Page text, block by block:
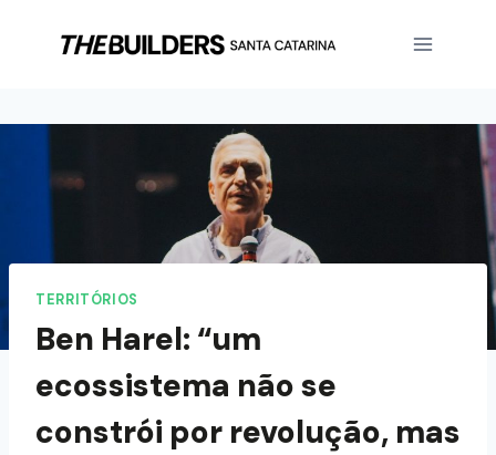
TERRITÓRIOS
Ben Harel: “um
ecossistema não se
constrói por revolução, mas